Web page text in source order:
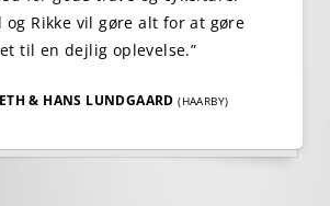
og Rikke vil gøre alt for at gøre
til en dejlig oplevelse.”
& HANS LUNDGAARD (HAARBY)